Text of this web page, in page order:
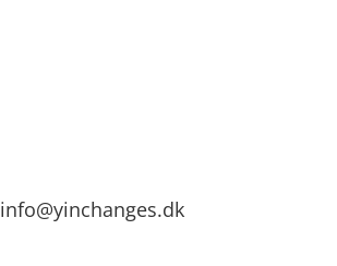
info@yinchanges.dk